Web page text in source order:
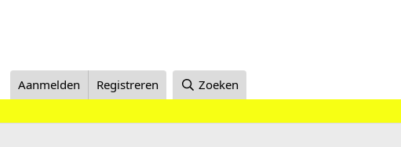
Aanmelden Registreren Zoeken